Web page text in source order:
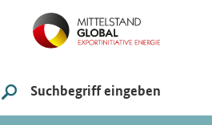
Suche
SUCHE STARTEN